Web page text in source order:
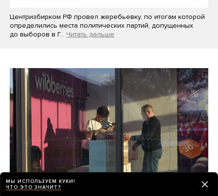
Центризбирком РФ провел жеребьевку, по итогам которой
определились места политических партий, допущенных
до выборов в Г… Читать дальше
МЫ ИСПОЛЬЗУЕМ КУКИ!
ЧТО ЭТО ЗНАЧИТ?